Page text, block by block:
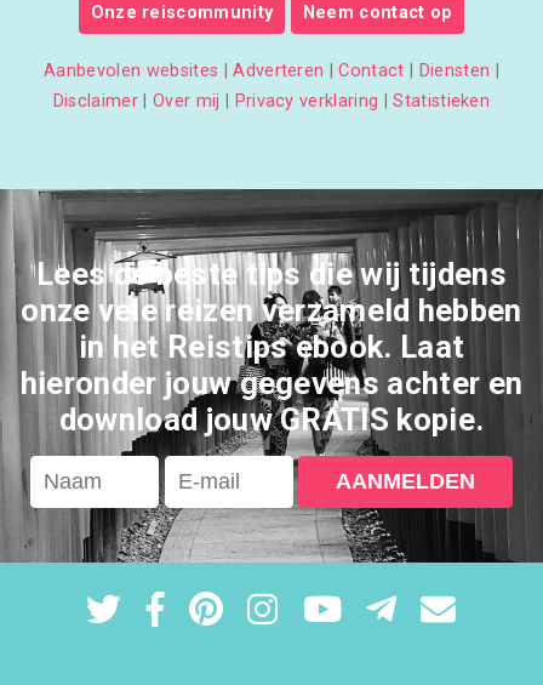
Onze reiscommunity Neem contact op
Aanbevolen websites |Adverteren |Contact Diensten
Disclaimer |Over mij Privacy verklaring |Statistieken
Lees de beste tips die wij tijdens
onze vele reizen verzameld hebben
in het Reistips ebook. Laat
hieronder jouw gegevens achter en
download jouw GRATIS kopie.